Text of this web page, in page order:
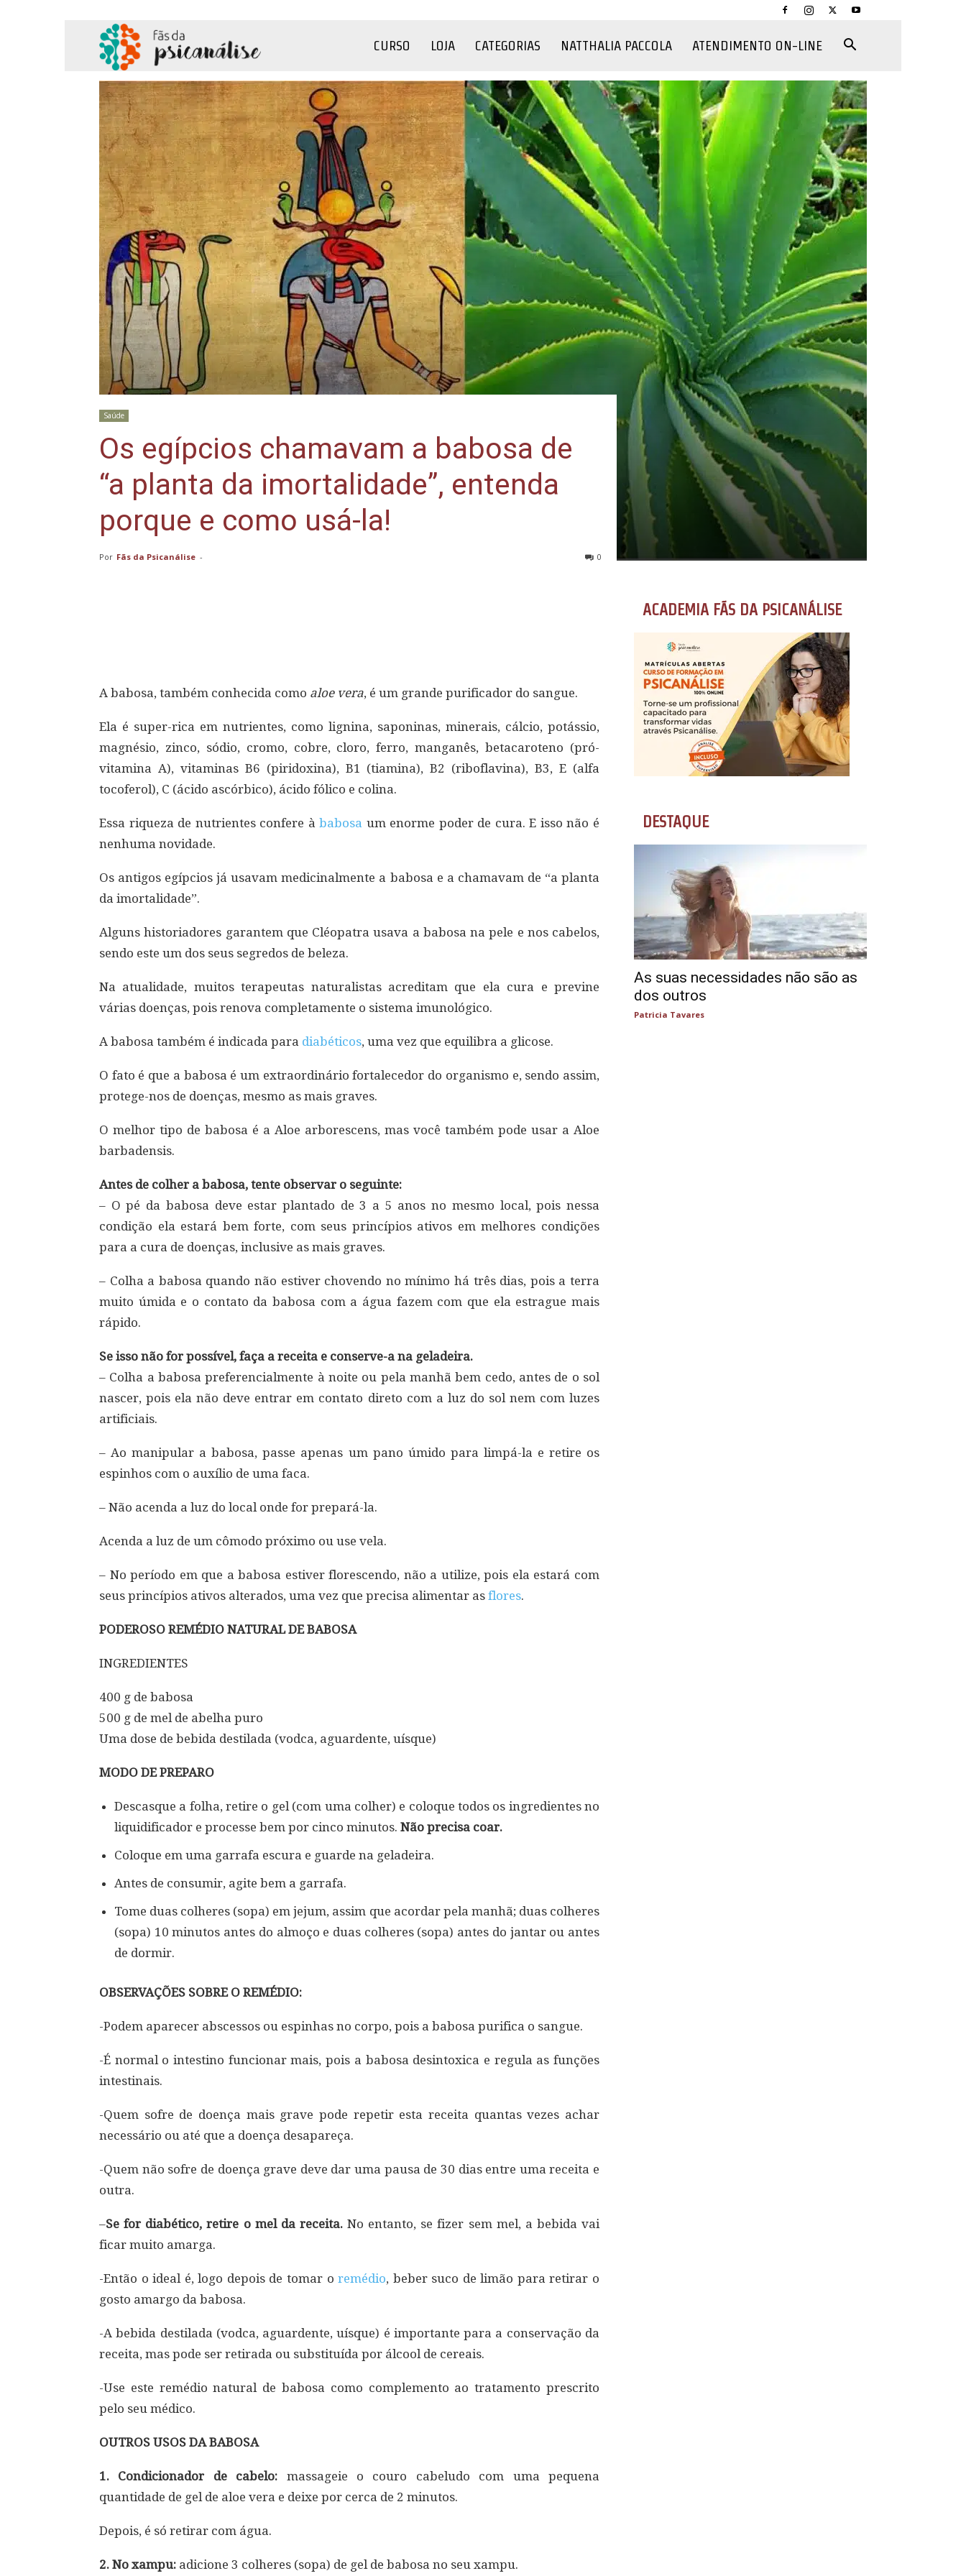
da
Psicanálise
CURSO LOJA CATEGORIAS NATTHALIA PACCOLA ATENDIMENTO ON-LINE
Saúde
Os egípcios chamavam a babosa de
“a planta da imortalidade”, entenda
porque e como usá-la!
Por Fãs da Psicanálise - 0
A babosa, também conhecida como aloe vera, é um grande purificador do sangue.
Ela é super-rica em nutrientes, como lignina, saponinas, minerais, cálcio, potássio,
magnésio, zinco, sódio, cromo, cobre, cloro, ferro, manganês, betacaroteno (pró-
vitamina A), vitaminas B6 (piridoxina), B1 (tiamina), B2 (riboflavina), B3, E (alfa
tocoferol), C (ácido ascórbico), ácido fólico e colina.
Essa riqueza de nutrientes confere àbabosa um enorme poder de cura. E isso não é
nenhuma novidade.
Os antigos egípcios já usavam medicinalmente a babosa e a chamavam de “a planta
da imortalidade”.
Alguns historiadores garantem que Cléopatra usava a babosa na pele e nos cabelos,
sendo este um dos seus segredos de beleza.
Na atualidade, muitos terapeutas naturalistas acreditam que ela cura e previne
várias doenças, pois renova completamente o sistema imunológico.
A babosa também é indicada para diabéticos, uma vez que equilibra a glicose.
O fato é que a babosa é um extraordinário fortalecedor do organismo e, sendo assim,
protege-nos de doenças, mesmo as mais graves.
O melhor tipo de babosa é a Aloe arborescens, mas você também pode usar a Aloe
barbadensis.
Antes de colher a babosa, tente observar o seguinte:
– O pé da babosa deve estar plantado de 3 a 5 anos no mesmo local, pois nessa
condição ela estará bem forte, com seus princípios ativos em melhores condições
para a cura de doenças, inclusive as mais graves.
– Colha a babosa quando não estiver chovendo no mínimo há três dias, pois a terra
muito úmida e o contato da babosa com a água fazem com que ela estrague mais
rápido.
Se isso não for possível, faça a receita e conserve-a na geladeira.
– Colha a babosa preferencialmente à noite ou pela manhã bem cedo, antes de o sol
nascer, pois ela não deve entrar em contato direto com a luz do sol nem com luzes
artificiais.
– Ao manipular a babosa, passe apenas um pano úmido para limpá-la e retire os
espinhos com o auxílio de uma faca.
– Não acenda a luz do local onde for prepará-la.
Acenda a luz de um cômodo próximo ou use vela.
– No período em que a babosa estiver florescendo, não a utilize, pois ela estará com
seus princípios ativos alterados, uma vez que precisa alimentar as flores.
PODEROSO REMÉDIO NATURAL DE BABOSA
INGREDIENTES
400 g de babosa
500 g de mel de abelha puro
Uma dose de bebida destilada (vodca, aguardente, uísque)
MODO DE PREPARO
Descasque a folha, retire o gel (com uma colher) e coloque todos os ingredientes no
liquidificador e processe bem por cinco minutos. Não precisa coar.
Coloque em uma garrafa escura e guarde na geladeira.
Antes de consumir, agite bem a garrafa.
Tome duas colheres (sopa) em jejum, assim que acordar pela manhã; duas colheres
(sopa) 10 minutos antes do almoço e duas colheres (sopa) antes do jantar ou antes
de dormir.
OBSERVAÇÕES SOBRE O REMÉDIO:
-Podem aparecer abscessos ou espinhas no corpo, pois a babosa purifica o sangue.
-É normal o intestino funcionar mais, pois a babosa desintoxica e regula as funções
intestinais.
-Quem sofre de doença mais grave pode repetir esta receita quantas vezes achar
necessário ou até que a doença desapareça.
-Quem não sofre de doença grave deve dar uma pausa de 30 dias entre uma receita e
outra.
–Se for diabético, retire o mel da receita.No entanto, se fizer sem mel, a bebida vai
ficar muito amarga.
-Então o ideal é, logo depois de tomar oremédio, beber suco de limão para retirar o
gosto amargo da babosa.
-A bebida destilada (vodca, aguardente, uísque) é importante para a conservação da
receita, mas pode ser retirada ou substituída por álcool de cereais.
-Use este remédio natural de babosa como complemento ao tratamento prescrito
pelo seu médico.
OUTROS USOS DA BABOSA
1. Condicionador de cabelo: massageie o couro cabeludo com uma pequena
quantidade de gel de aloe vera e deixe por cerca de 2 minutos.
Depois, é só retirar com água.
2. No xampu: adicione 3 colheres (sopa) de gel de babosa no seu xampu.
ACADEMIA FÃS DA PSICANÁLISE
DESTAQUE
As suas necessidades não são as
dos outros
Patricia Tavares